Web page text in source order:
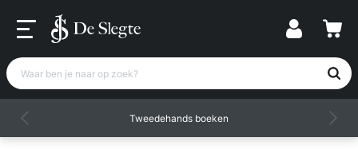
Waar ben je naar op zoek?
Tweedehands boeken